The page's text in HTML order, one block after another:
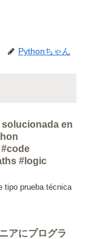
Pythonちゃん
en
#logic
tipo prueba técnica
アにプログラ